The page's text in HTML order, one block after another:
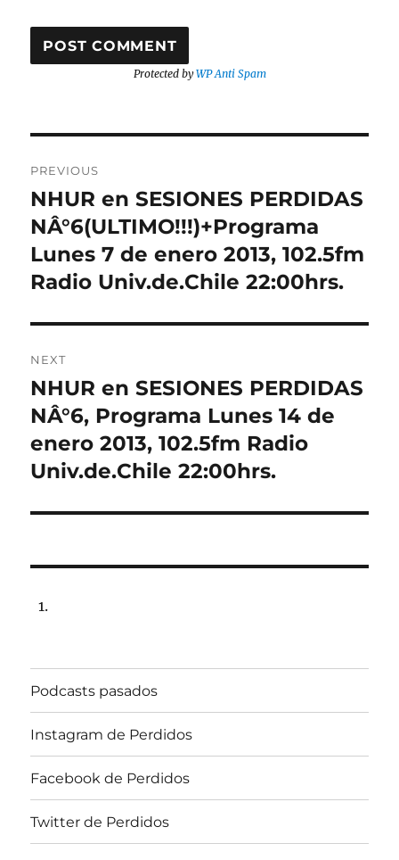
Protected byWP Anti Spam
navigation
PREVIOUS
Previous
post:
NHUR en SESIONES PERDIDAS
NÂ°6(ULTIMO!!!)+Programa
Lunes 7 de enero 2013, 102.5fm
Radio Univ.de.Chile 22:00hrs.
NEXT
Next
post:
NHUR en SESIONES PERDIDAS
NÂ°6, Programa Lunes 14 de
enero 2013, 102.5fm Radio
Univ.de.Chile 22:00hrs.
Podcasts pasados
Instagram de Perdidos
Facebook de Perdidos
Twitter de Perdidos